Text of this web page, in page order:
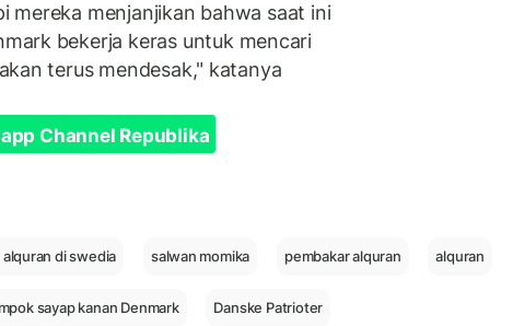
mereka menjanjikan bahwa saat ini
bekerja keras untuk mencari
terus mendesak," katanya
Channel Republika
di swedia salwan momika pembakar alquran alquran
sayap kanan Denmark Danske Patrioter